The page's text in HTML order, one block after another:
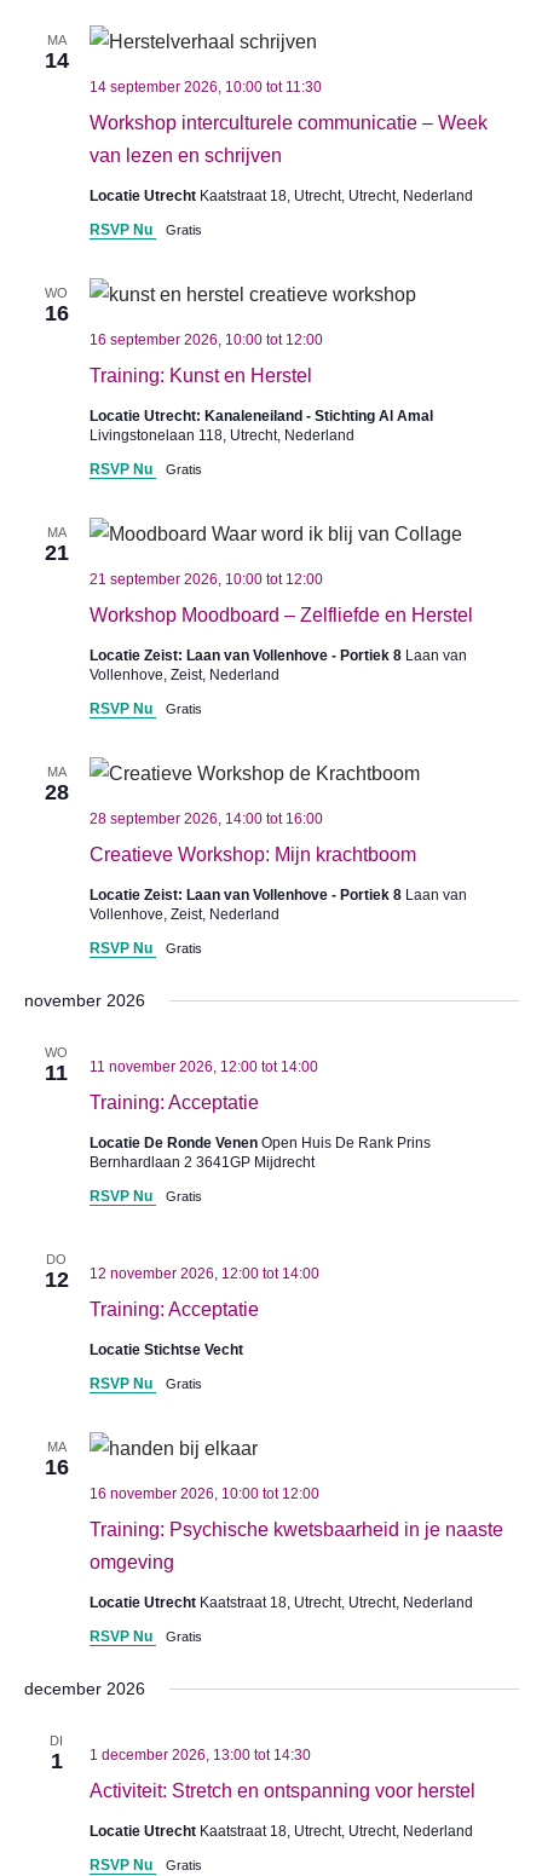
MA
14
Workshop interculturele communicatie – Week
van lezen en schrijven
14 september 2026, 10:00tot 11:30
Locatie Utrecht Kaatstraat 18, Utrecht, Utrecht, Nederland
RSVP Nu
Gratis
WO
16
Training: Kunst en Herstel
16 september 2026, 10:00tot 12:00
Locatie Utrecht: Kanaleneiland - Stichting Al Amal
Livingstonelaan 118, Utrecht, Nederland
RSVP Nu
Gratis
MA
21
Workshop Moodboard – Zelfliefde en Herstel
21 september 2026, 10:00tot 12:00
Locatie Zeist: Laan van Vollenhove - Portiek 8 Laan van
Vollenhove, Zeist, Nederland
RSVP Nu
Gratis
MA
28
Creatieve Workshop: Mijn krachtboom
28 september 2026, 14:00tot 16:00
Locatie Zeist: Laan van Vollenhove - Portiek 8 Laan van
Vollenhove, Zeist, Nederland
RSVP Nu
Gratis
november 2026
WO
11
Training: Acceptatie
11 november 2026, 12:00tot 14:00
Locatie De Ronde Venen Open Huis De Rank Prins
Bernhardlaan 2 3641GP Mijdrecht
RSVP Nu
Gratis
DO
12
Training: Acceptatie
12 november 2026, 12:00tot 14:00
Locatie Stichtse Vecht
RSVP Nu
Gratis
MA
16
Training: Psychische kwetsbaarheid in je naaste
omgeving
16 november 2026, 10:00tot 12:00
Locatie Utrecht Kaatstraat 18, Utrecht, Utrecht, Nederland
RSVP Nu
Gratis
december 2026
DI
1
Activiteit: Stretch en ontspanning voor herstel
1 december 2026, 13:00tot 14:30
Locatie Utrecht Kaatstraat 18, Utrecht, Utrecht, Nederland
RSVP Nu
Gratis